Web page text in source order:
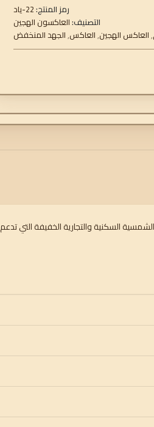
رمز المنتج:داي-22
التصنيف:العاكسون الهجين
,العاكس الهجين,العاكس,الجهد المنخفض
السكنية والتجارية الخفيفة التي تدعم